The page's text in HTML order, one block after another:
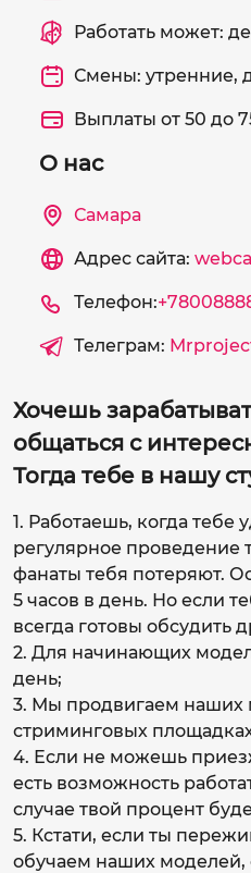
Работать может:
Смены: утренние,
Выплаты от 50 до
О нас
Самара
Адрес сайта:
Телефон:
Телеграм:
Хочешь
общаться с
Тогда тебе в нашу
1. Работаешь, когда тебе
регулярное проведение
фанаты тебя потеряют.
5 часов в день. Но если
всегда готовы обсудить
2. Для начинающих
день;
3. Мы продвигаем наших
стриминговых
4. Если не можешь
есть возможность
случае твой процент
5. Кстати, если ты
обучаем наших моделей,